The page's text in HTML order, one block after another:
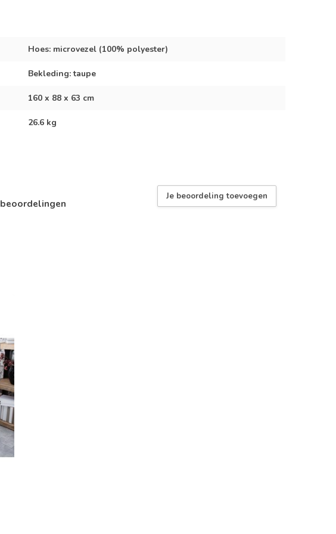
Hoes: microvezel (100% polyester)
Bekleding: taupe
160 x 88 x 63 cm
26.6 kg
beoordelingen
Je beoordeling toevoegen